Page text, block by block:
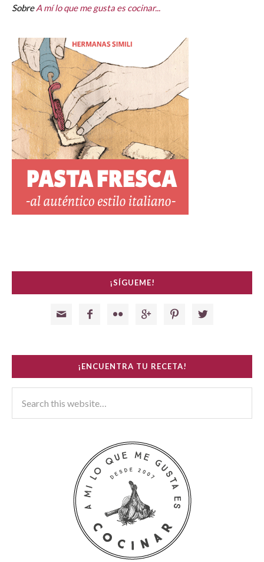
SobreA mí lo que me gusta es cocinar...
¡SÍGUEME!
     
¡ENCUENTRA TU RECETA!